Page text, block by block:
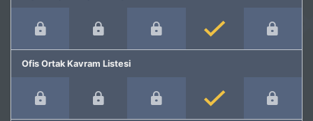
Ofis Ortak Kavram Listesi